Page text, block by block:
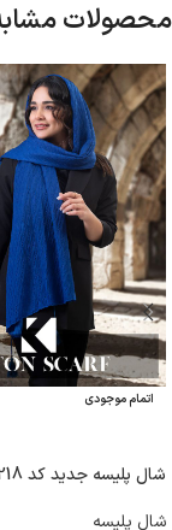
محصولات
اتمام موجودی
شال پلیسه جدید کد 218
شال پلیسه